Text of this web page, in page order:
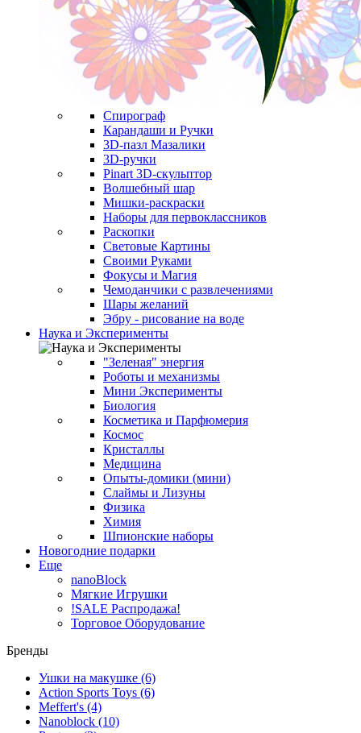
Спирограф
Карандаши и Ручки
3D-пазл Мазалики
3D-ручки
Pinart 3D-скульптор
Волшебный шар
Мишки-раскраски
Наборы для первоклассников
Раскопки
Световые Картины
Своими Руками
Фокусы и Магия
Чемоданчики с развлечениями
Шары желаний
Эбру - рисование на воде
Наука и Эксперименты
"Зеленая" энергия
Роботы и механизмы
Мини Эксперименты
Биология
Косметика и Парфюмерия
Космос
Кристаллы
Медицина
Опыты-домики (мини)
Слаймы и Лизуны
Физика
Химия
Шпионские наборы
Новогодние подарки
Еще
nanoBlock
Мягкие Игрушки
!SALE Распродажа!
Торговое Оборудование
Бренды
Ушки на макушке (6)
Action Sports Toys (6)
Meffert's (4)
Nanoblock (10)